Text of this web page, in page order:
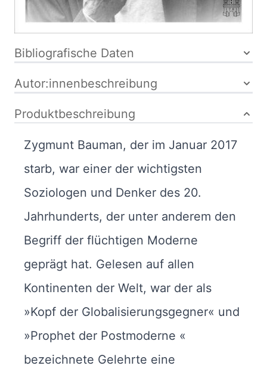
Schutzumschlag
Bibliografische Daten
Autor:innenbeschreibung
Produktbeschreibung
Zygmunt Bauman, der im Januar 2017
starb, war einer der wichtigsten
Soziologen und Denker des 20.
Jahrhunderts, der unter anderem den
Begriff der flüchtigen Moderne
geprägt hat. Gelesen auf allen
Kontinenten der Welt, war der als
»Kopf der Globalisierungsgegner« und
»Prophet der Postmoderne «
bezeichnete Gelehrte eine